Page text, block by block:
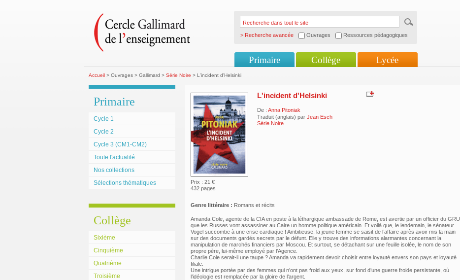
> Recherche avancée Ouvrages Ressources pédagogiques
Primaire Collège Lycée
Accueil> Ouvrages > Gallimard > Série Noire > L'incident d'Helsinki
Primaire
Cycle 1
Cycle 2
Cycle 3 (CM1-CM2)
Toute l'actualité
Nos collections
Sélections thématiques
Collège
Sixième
Cinquième
Quatrième
Troisième
Prix : 21 €
432 pages
L'incident d'Helsinki
De : Anna Pitoniak
Traduit (anglais) par Jean Esch
Série Noire
Genre littéraire : Romans et récits
Amanda Cole, agente de la CIA en poste à la léthargique ambassade de Rome, est avertie par un officier du GRU
que les Russes vont assassiner au Caire un homme politique américain. Et voilà que, le lendemain, le sénateur
Vogel succombe à une crise cardiaque ! Ambitieuse, la jeune femme se saisit de l’affaire après avoir mis la main
sur des documents gardés secrets par le défunt. Elle y trouve des informations alarmantes concernant la
manipulation de marchés financiers par Moscou. Et surtout, se détachant sur une feuille isolée, le nom de son
propre père, lui-même employé par l’Agence.
Charlie Cole serait-il une taupe ? Amanda va rapidement devoir choisir entre loyauté envers son pays et loyauté
filiale.
Une intrigue portée par des femmes qui n’ont pas froid aux yeux, sur fond d’une guerre froide persistante, où
l’idéologie est remplacée par la gloire de l’argent.